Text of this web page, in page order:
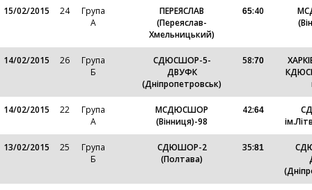
15/02/2015 24
Група
А
ПЕРЕЯСЛАВ
(Переяслав-
Хмельницький)
65:40
14/02/2015 26
Група
Б
СДЮСШОР-5-
ДВУФК
(Дніпропетровськ)
58:70
14/02/2015 22
Група
А
МСДЮСШОР
(Вінниця)-98
42:64
13/02/2015 25
Група
Б
СДЮШОР-2
(Полтава)
35:81